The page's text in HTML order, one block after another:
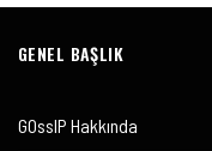
GENEL BAŞLIK
GOssIP Hakkında